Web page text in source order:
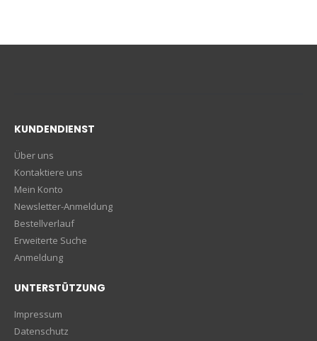
KUNDENDIENST
Über uns
Kontaktiere uns
Mein Konto
Newsletter-Anmeldung
Bestellverlauf
Erweiterte Suche
Anmeldung
UNTERSTÜTZUNG
Impressum
Datenschutz